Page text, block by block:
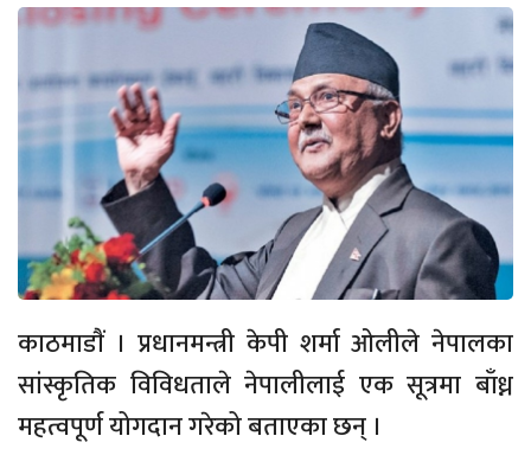
काठमाडाैं । प्रधानमन्त्री केपी शर्मा ओलीले नेपालका
सांस्कृतिक विविधताले नेपालीलाई एक सूत्रमा बाँध्न
महत्वपूर्ण योगदान गरेको बताएका छन् ।